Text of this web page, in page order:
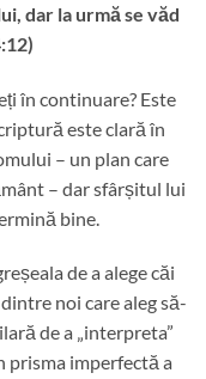
dar la urmă se văd
în continuare? Este
este clară în
– un plan care
– dar sfârșitul lui
bine.
de a alege căi
noi care aleg să-
de a „interpreta”
prisma imperfectă a